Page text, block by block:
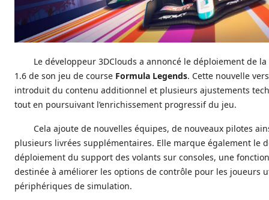
Le développeur 3DClouds a annoncé le déploiement de
1.6 de son jeu de course Formula Legends. Cette nouvelle
introduit du contenu additionnel et plusieurs ajustements
tout en poursuivant l’enrichissement progressif du jeu.
Cela ajoute de nouvelles équipes, de nouveaux pilotes
plusieurs livrées supplémentaires. Elle marque également le
déploiement du support des volants sur consoles, une
destinée à améliorer les options de contrôle pour les joueurs
périphériques de simulation.